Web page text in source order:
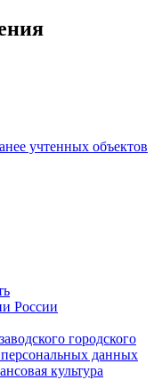
учтенных объектов
России
городского
данных
культура